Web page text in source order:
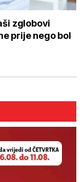
zglobovi
prije nego bol